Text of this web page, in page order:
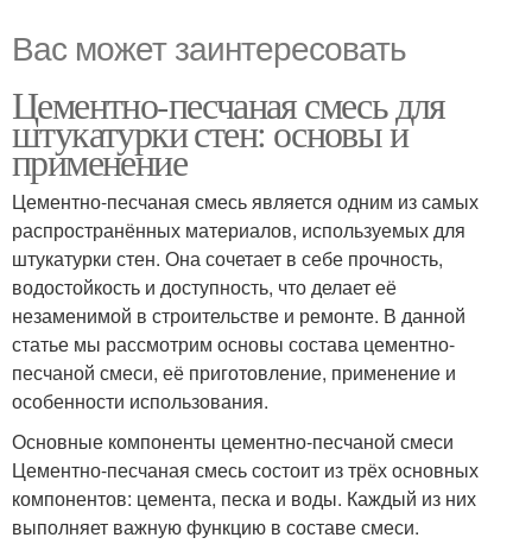
Вас может заинтересовать
Цементно-песчаная смесь для
штукатурки стен: основы и
применение
Цементно-песчаная смесь является одним из самых
распространённых материалов, используемых для
штукатурки стен. Она сочетает в себе прочность,
водостойкость и доступность, что делает её
незаменимой в строительстве и ремонте. В данной
статье мы рассмотрим основы состава цементно-
песчаной смеси, её приготовление, применение и
особенности использования.
Основные компоненты цементно-песчаной смеси
Цементно-песчаная смесь состоит из трёх основных
компонентов: цемента, песка и воды. Каждый из них
выполняет важную функцию в составе смеси.